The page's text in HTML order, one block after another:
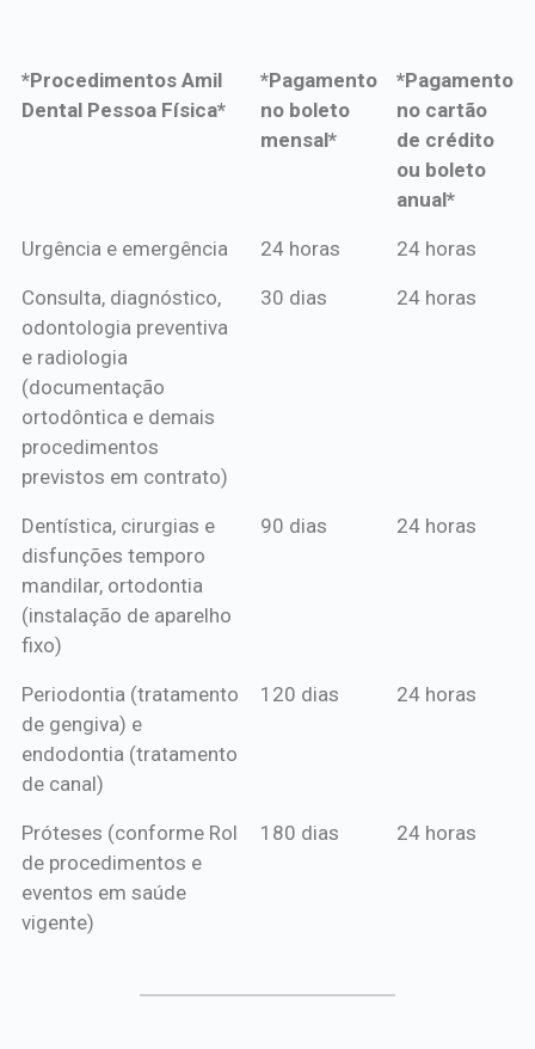
*Procedimentos Amil
Dental Pessoa Física*
*Pagamento
no boleto
mensal*
*Pagamento
no cartão
de crédito
ou boleto
anual*
*Procedimentos Amil
*Pagamento
mensal*
*Pagamento
de crédito
Urgência e emergência 24 horas 24 horas
Consulta, diagnóstico,
odontologia preventiva
e radiologia
(documentação
ortodôntica e demais
procedimentos
previstos em contrato)
30 dias 24 horas
Dentística, cirurgias e
disfunções temporo
mandilar, ortodontia
(instalação de aparelho
fixo)
90 dias 24 horas
Periodontia (tratamento
de gengiva) e
endodontia (tratamento
de canal)
120 dias 24 horas
Próteses (conforme Rol
de procedimentos e
eventos em saúde
vigente)
180 dias 24 horas